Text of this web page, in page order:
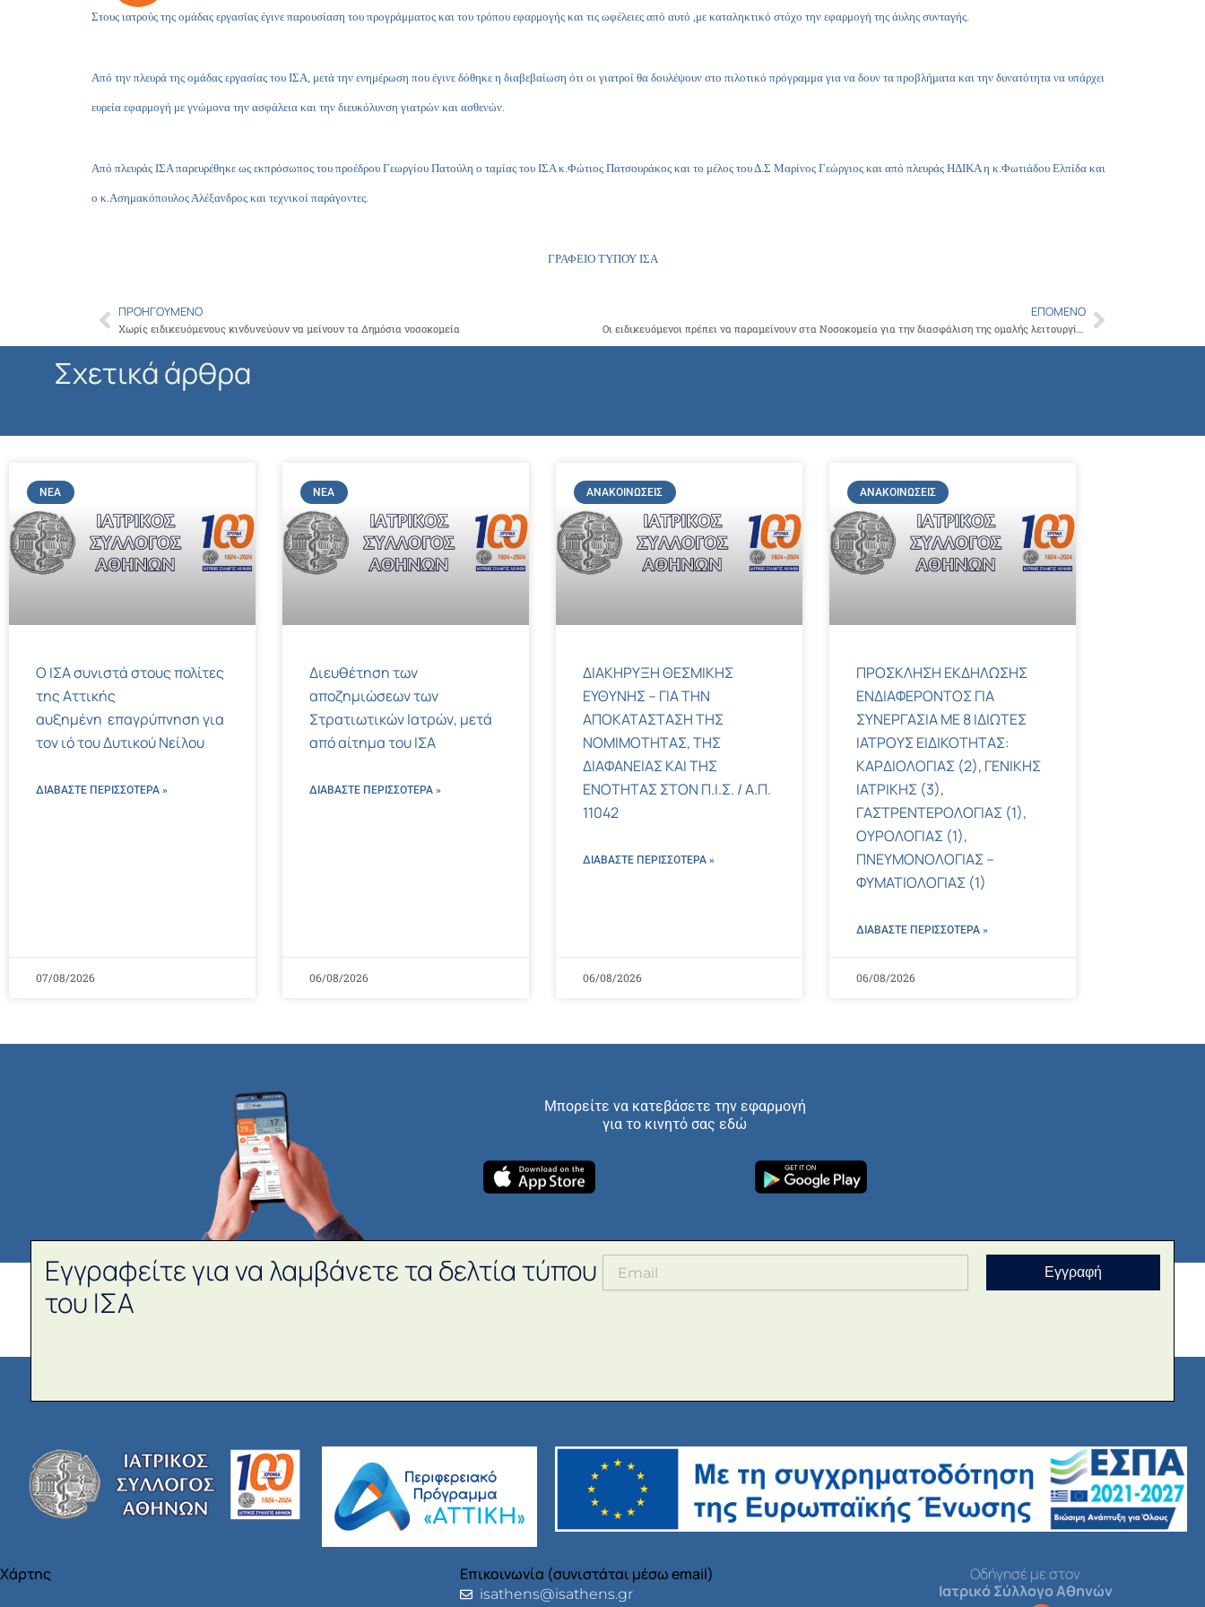
Στους ιατρούς της ομάδας εργασίας έγινε παρουσίαση του προγράμματος και του τρόπου εφαρμογής και τις ωφέλειες από αυτό ,με καταληκτικό στόχο την εφαρμογή της άυλης συνταγής.
Από την πλευρά της ομάδας εργασίας του ΙΣΑ, μετά την ενημέρωση που έγινε δόθηκε η διαβεβαίωση ότι οι γιατροί θα δουλέψουν στο πιλοτικό πρόγραμμα για να δουν τα προβλήματα και την δυνατότητα να υπάρχει
ευρεία εφαρμογή με γνώμονα την ασφάλεια και την διευκόλυνση γιατρών και ασθενών.
Από πλευράς ΙΣΑ παρευρέθηκε ως εκπρόσωπος του προέδρου Γεωργίου Πατούλη ο ταμίας του ΙΣΑ κ.Φώτιος Πατσουράκος και το μέλος του Δ.Σ Μαρίνος Γεώργιος και από πλευράς ΗΔΙΚΑ η κ.Φωτιάδου Ελπίδα και
ο κ.Ασημακόπουλος Αλέξανδρος και τεχνικοί παράγοντες.
ΓΡΑΦΕΙΟ ΤΥΠΟΥ ΙΣΑ
Prev
ΠΡΟΗΓΟΎΜΕΝΟ
Χωρίς ειδικευόμενους κινδυνεύουν να μείνουν τα Δημόσια νοσοκομεία
ΕΠΌΜΕΝΟ
Οι ειδικευόμενοι πρέπει να παραμείνουν στα Νοσοκομεία για την διασφάλιση της ομαλής λειτουργίας τουςNext
Σχετικά άρθρα
ΝΈΑ
Ο ΙΣΑ συνιστά στους πολίτες
της Αττικής
αυξημένη επαγρύπνηση για
τον ιό του Δυτικού Νείλου
ΔΙΑΒΑΣΤΕ ΠΕΡΙΣΣΌΤΕΡΑ »
07/08/2026
ΝΈΑ
Διευθέτηση των
αποζημιώσεων των
Στρατιωτικών Ιατρών, μετά
από αίτημα του ΙΣΑ
ΔΙΑΒΑΣΤΕ ΠΕΡΙΣΣΌΤΕΡΑ »
06/08/2026
ΑΝΑΚΟΙΝΏΣΕΙΣ
ΔΙΑΚΗΡΥΞΗ ΘΕΣΜΙΚΗΣ
ΕΥΘΥΝΗΣ – ΓΙΑ ΤΗΝ
ΑΠΟΚΑΤΑΣΤΑΣΗ ΤΗΣ
ΝΟΜΙΜΟΤΗΤΑΣ, ΤΗΣ
ΔΙΑΦΑΝΕΙΑΣ ΚΑΙ ΤΗΣ
ΕΝΟΤΗΤΑΣ ΣΤΟΝ Π.Ι.Σ. / Α.Π.
11042
ΔΙΑΒΑΣΤΕ ΠΕΡΙΣΣΌΤΕΡΑ »
06/08/2026
ΑΝΑΚΟΙΝΏΣΕΙΣ
ΠΡΟΣΚΛΗΣΗ ΕΚΔΗΛΩΣΗΣ
ΕΝΔΙΑΦΕΡΟΝΤΟΣ ΓΙΑ
ΣΥΝΕΡΓΑΣΙΑ ΜΕ 8 ΙΔΙΩΤΕΣ
ΙΑΤΡΟΥΣ ΕΙΔΙΚΟΤΗΤΑΣ:
ΚΑΡΔΙΟΛΟΓΙΑΣ (2), ΓΕΝΙΚΗΣ
ΙΑΤΡΙΚΗΣ (3),
ΓΑΣΤΡΕΝΤΕΡΟΛΟΓΙΑΣ (1),
ΟΥΡΟΛΟΓΙΑΣ (1),
ΠΝΕΥΜΟΝΟΛΟΓΙΑΣ –
ΦΥΜΑΤΙΟΛΟΓΙΑΣ (1)
ΔΙΑΒΑΣΤΕ ΠΕΡΙΣΣΌΤΕΡΑ »
06/08/2026
Μπορείτε να κατεβάσετε την εφαρμογή
για το κινητό σας εδώ
Εγγραφείτε για να λαμβάνετε τα δελτία τύπου
του ΙΣΑ
Εγγραφή
Χάρτης Επικοινωνία (συνιστάται μέσω email)
isathens@isathens.gr
Οδήγησέ με στον
Ιατρικό Σύλλογο Αθηνών